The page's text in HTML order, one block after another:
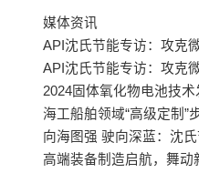
媒体资讯
API沈氏节能专访：攻克
API沈氏节能专访：攻克
2024固体氧化物电池技
海工船舶领域“高级定制
向海图强 驶向深蓝：沈
高端装备制造启航，舞动